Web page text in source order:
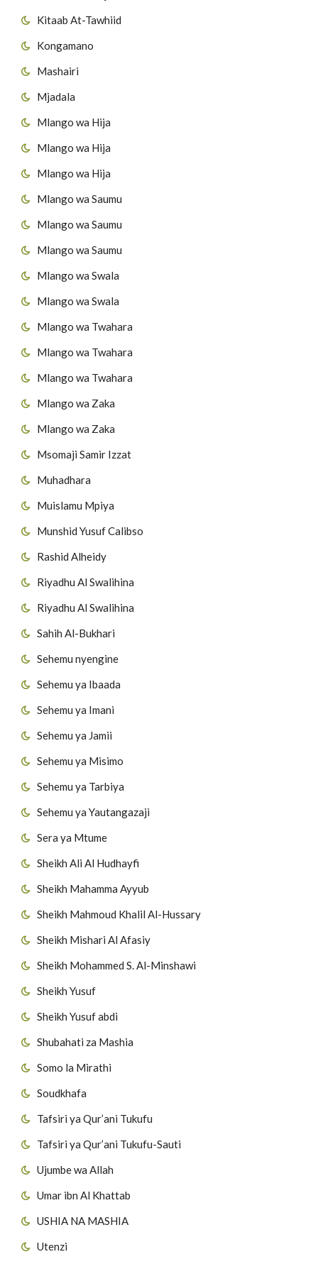
Kitaab At-Tawhiid
Kongamano
Mashairi
Mjadala
Mlango wa Hija
Mlango wa Hija
Mlango wa Hija
Mlango wa Saumu
Mlango wa Saumu
Mlango wa Saumu
Mlango wa Swala
Mlango wa Swala
Mlango wa Twahara
Mlango wa Twahara
Mlango wa Twahara
Mlango wa Zaka
Mlango wa Zaka
Msomaji Samir Izzat
Muhadhara
Muislamu Mpiya
Munshid Yusuf Calibso
Rashid Alheidy
Riyadhu Al Swalihina
Riyadhu Al Swalihina
Sahih Al-Bukhari
Sehemu nyengine
Sehemu ya Ibaada
Sehemu ya Imani
Sehemu ya Jamii
Sehemu ya Misimo
Sehemu ya Tarbiya
Sehemu ya Yautangazaji
Sera ya Mtume
Sheikh Ali Al Hudhayfi
Sheikh Mahamma Ayyub
Sheikh Mahmoud Khalil Al-Hussary
Sheikh Mishari Al Afasiy
Sheikh Mohammed S. Al-Minshawi
Sheikh Yusuf
Sheikh Yusuf abdi
Shubahati za Mashia
Somo la Mirathi
Soudkhafa
Tafsiri ya Qur’ani Tukufu
Tafsiri ya Qur’ani Tukufu-Sauti
Ujumbe wa Allah
Umar ibn Al Khattab
USHIA NA MASHIA
Utenzi